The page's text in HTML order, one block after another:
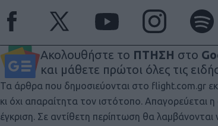
Ακολουθήστε το ΠΤΗΣΗ στο
και μάθετε πρώτοι όλες τις
Τα άρθρα που δημοσιεύονται στο flight.com.gr
κι όχι απαραίτητα τον ιστότοπο. Απαγορεύεται
έγκριση. Σε αντίθετη περίπτωση θα